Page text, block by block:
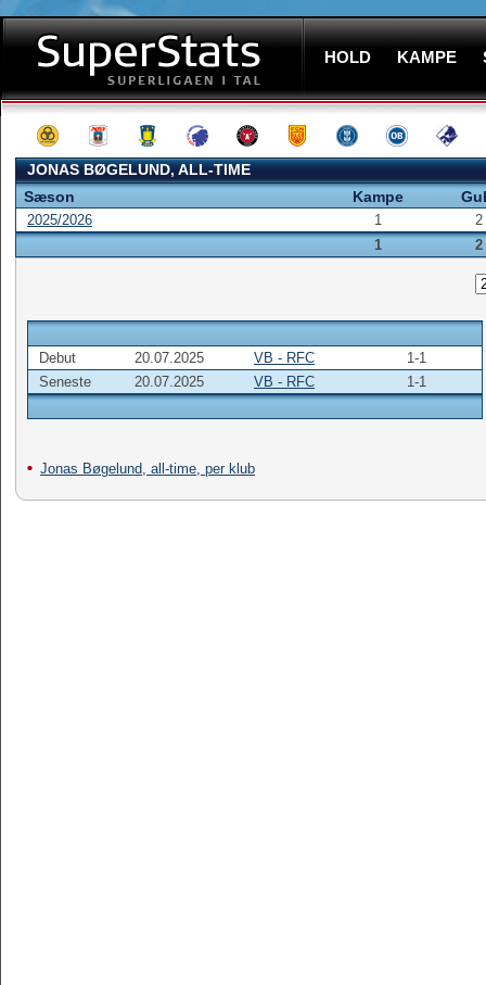
HOLD KAMPE
JONAS BØGELUND, ALL-TIME
Sæson
Kampe
2025/2026 1
2
1
2
Debut 20.07.2025 VB - RFC
1-1
Seneste
20.07.2025 VB - RFC 1-1
Jonas Bøgelund, all-time, per klub